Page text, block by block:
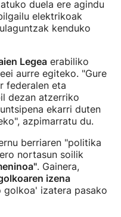
duela ere agindu
elektrikoak
kenduko
Legea erabiliko
aurre egiteko. "Gure
federalen eta
dezan atzerriko
ekarri duten
azpimarratu du.
berriaren "politika
nortasun soilik
. Gainera,
izena
golkoa' izatera pasako